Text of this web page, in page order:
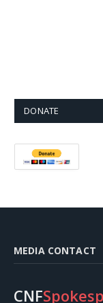
DONATE
MEDIA CONTACT
CNF